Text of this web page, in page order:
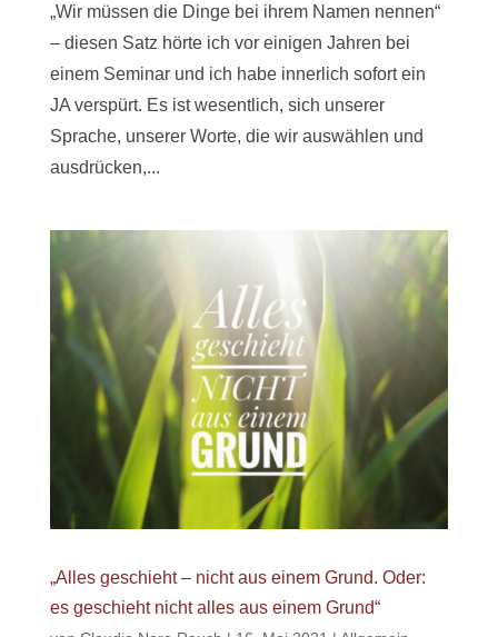
„Wir müssen die Dinge bei ihrem Namen nennen“
– diesen Satz hörte ich vor einigen Jahren bei
einem Seminar und ich habe innerlich sofort ein
JA verspürt. Es ist wesentlich, sich unserer
Sprache, unserer Worte, die wir auswählen und
ausdrücken,...
„Alles geschieht – nicht aus einem Grund. Oder:
es geschieht nicht alles aus einem Grund“